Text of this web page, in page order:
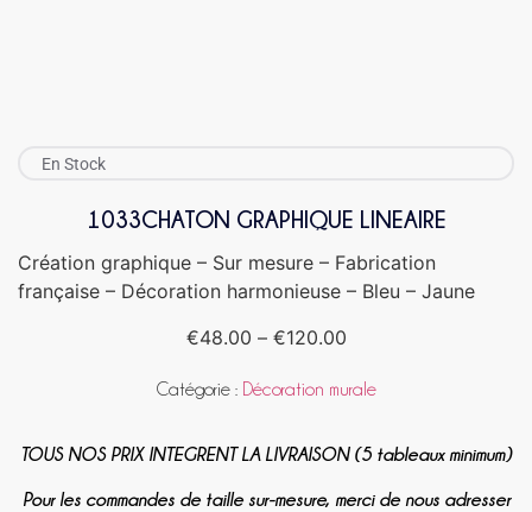
En Stock
1033CHATON GRAPHIQUE LINEAIRE
Création graphique – Sur mesure – Fabrication
française – Décoration harmonieuse – Bleu – Jaune
€48.00 – €120.00
Catégorie : Décoration murale
TOUS NOS PRIX INTEGRENT LA LIVRAISON (5 tableaux minimum)
Pour les commandes de taille sur-mesure, merci de nous adresser